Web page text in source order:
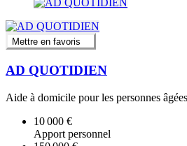
Mettre en favoris
AD QUOTIDIEN
Aide à domicile pour les personnes âgées
10 000 €
Apport personnel